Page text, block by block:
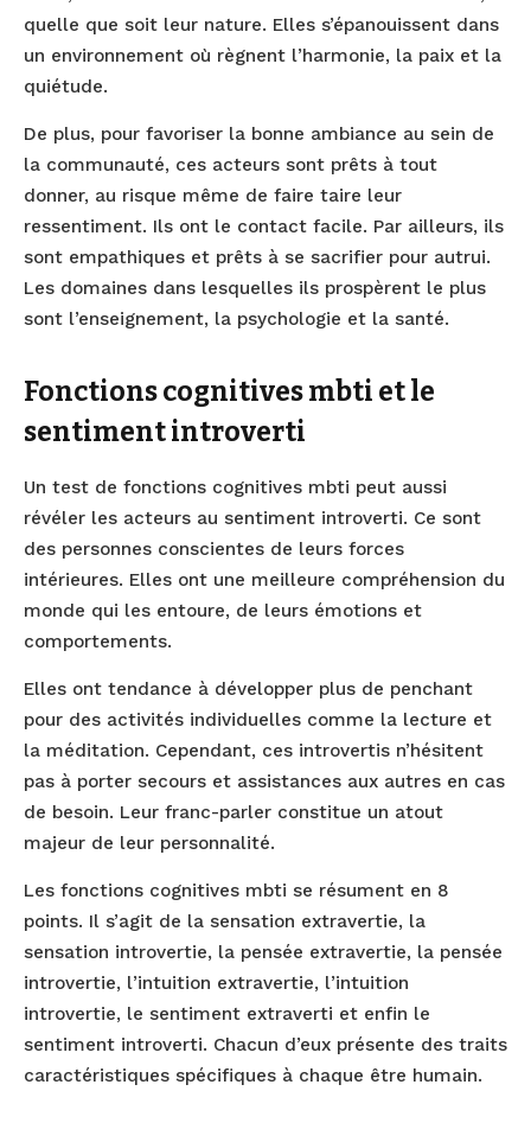
quelle que soit leur nature. Elles s’épanouissent dans
un environnement où règnent l’harmonie, la paix et la
quiétude.
De plus, pour favoriser la bonne ambiance au sein de
la communauté, ces acteurs sont prêts à tout
donner, au risque même de faire taire leur
ressentiment. Ils ont le contact facile. Par ailleurs, ils
sont empathiques et prêts à se sacrifier pour autrui.
Les domaines dans lesquelles ils prospèrent le plus
sont l’enseignement, la psychologie et la santé.
Fonctions cognitives mbti et le
sentiment introverti
Un test de fonctions cognitives mbti peut aussi
révéler les acteurs au sentiment introverti. Ce sont
des personnes conscientes de leurs forces
intérieures. Elles ont une meilleure compréhension du
monde qui les entoure, de leurs émotions et
comportements.
Elles ont tendance à développer plus de penchant
pour des activités individuelles comme la lecture et
la méditation. Cependant, ces introvertis n’hésitent
pas à porter secours et assistances aux autres en cas
de besoin. Leur franc-parler constitue un atout
majeur de leur personnalité.
Les fonctions cognitives mbti se résument en 8
points. Il s’agit de la sensation extravertie, la
sensation introvertie, la pensée extravertie, la pensée
introvertie, l’intuition extravertie, l’intuition
introvertie, le sentiment extraverti et enfin le
sentiment introverti. Chacun d’eux présente des traits
caractéristiques spécifiques à chaque être humain.